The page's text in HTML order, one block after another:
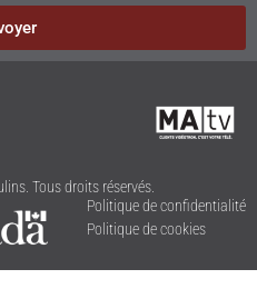
Tous droits réservés.
Politique de confidentialité
Politique de cookies